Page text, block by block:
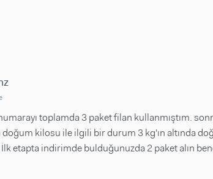
toplamda 3 paket filan kullanmıştım.
kilosu ile ilgili bir durum 3 kg'ın altında
etapta indirimde bulduğunuzda 2 paket alın